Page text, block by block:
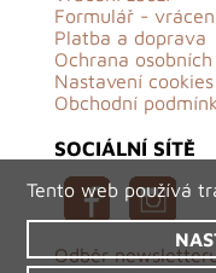
Formulář -
Platba a doprava
Ochrana
Nastavení cookies
Obchodní
SOCIÁLNÍ SÍTĚ
Odběr
Tento web používá